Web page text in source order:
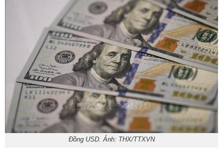
Đồng USD. Ảnh: THX/TTXVN